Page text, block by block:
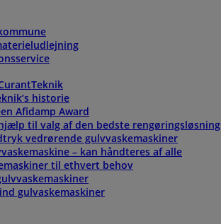
historie
Afidamp Award
til valg af den bedste rengøringsløsning
vedrørende gulvvaskemaskiner
– kan håndteres af alle
til ethvert behov
gulvaskemaskiner